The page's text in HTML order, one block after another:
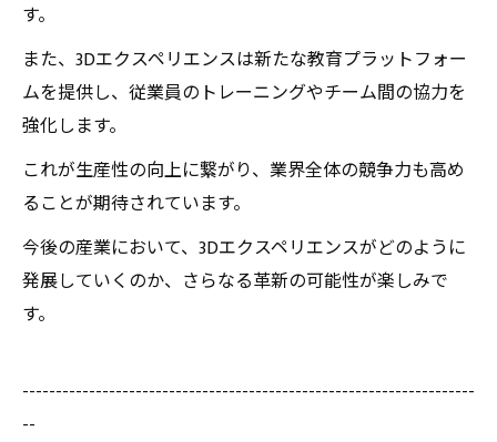
す。
また、3Dエクスペリエンスは新たな教育プラットフォー
ムを提供し、従業員のトレーニングやチーム間の協力を
強化します。
これが生産性の向上に繋がり、業界全体の競争力も高め
ることが期待されています。
今後の産業において、3Dエクスペリエンスがどのように
発展していくのか、さらなる革新の可能性が楽しみで
す。
--------------------------------------------------------------------
--